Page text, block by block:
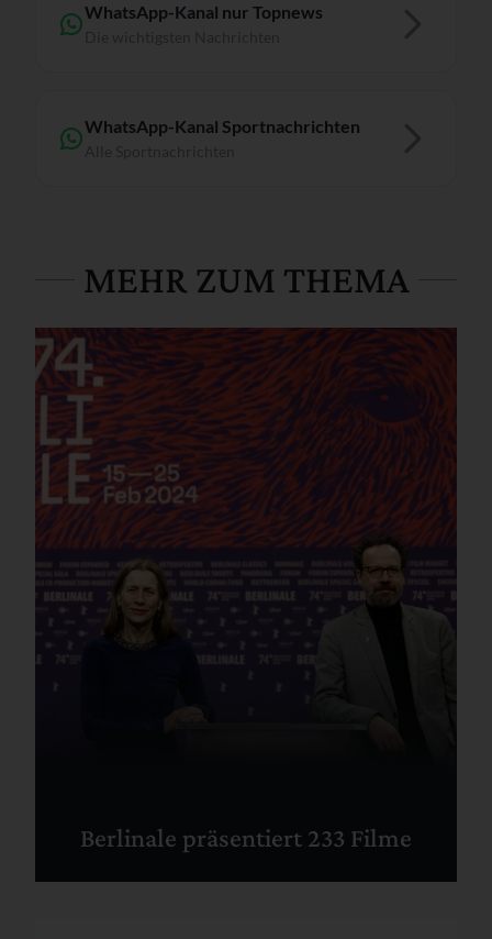
WhatsApp-Kanal nur Topnews
WhatsApp-Kanal Sportnachrichten
MEHR ZUM THEMA
Berlinale präsentiert 233 Filme